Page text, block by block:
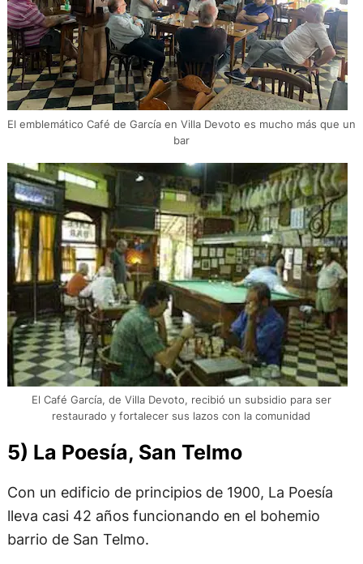
El emblemático Café de García en Villa Devoto es mucho más que un
bar
El Café García, de Villa Devoto, recibió un subsidio para ser
restaurado y fortalecer sus lazos con la comunidad
5) La Poesía, San Telmo
Con un edificio de principios de 1900, La Poesía
lleva casi 42 años funcionando en el bohemio
barrio de San Telmo.